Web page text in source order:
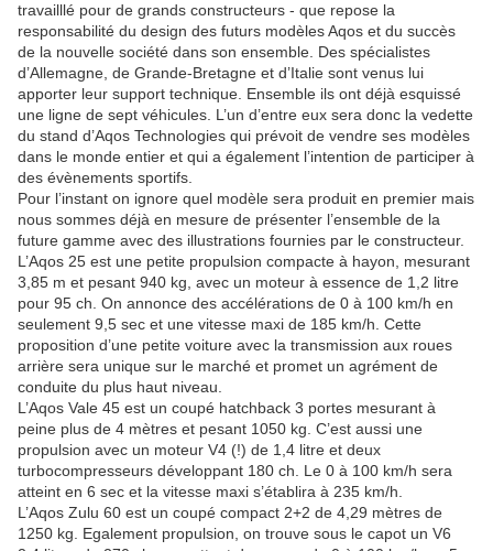
travailllé pour de grands constructeurs - que repose la
responsabilité du design des futurs modèles Aqos et du succès
de la nouvelle société dans son ensemble. Des spécialistes
d’Allemagne, de Grande-Bretagne et d’Italie sont venus lui
apporter leur support technique. Ensemble ils ont déjà esquissé
une ligne de sept véhicules. L’un d’entre eux sera donc la vedette
du stand d’Aqos Technologies qui prévoit de vendre ses modèles
dans le monde entier et qui a également l’intention de participer à
des évènements sportifs.
Pour l’instant on ignore quel modèle sera produit en premier mais
nous sommes déjà en mesure de présenter l’ensemble de la
future gamme avec des illustrations fournies par le constructeur.
L’Aqos 25 est une petite propulsion compacte à hayon, mesurant
3,85 m et pesant 940 kg, avec un moteur à essence de 1,2 litre
pour 95 ch. On annonce des accélérations de 0 à 100 km/h en
seulement 9,5 sec et une vitesse maxi de 185 km/h. Cette
proposition d’une petite voiture avec la transmission aux roues
arrière sera unique sur le marché et promet un agrément de
conduite du plus haut niveau.
L’Aqos Vale 45 est un coupé hatchback 3 portes mesurant à
peine plus de 4 mètres et pesant 1050 kg. C’est aussi une
propulsion avec un moteur V4 (!) de 1,4 litre et deux
turbocompresseurs développant 180 ch. Le 0 à 100 km/h sera
atteint en 6 sec et la vitesse maxi s’établira à 235 km/h.
L’Aqos Zulu 60 est un coupé compact 2+2 de 4,29 mètres de
1250 kg. Egalement propulsion, on trouve sous le capot un V6